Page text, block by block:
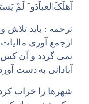
آهلَکَ‌العباَدَ‌و َ لَمْ
ترجمه : باید تلاش و
ازجمع آوری
نمی گردد و آن کس
آبادانی بهدست
شهرها را خراب